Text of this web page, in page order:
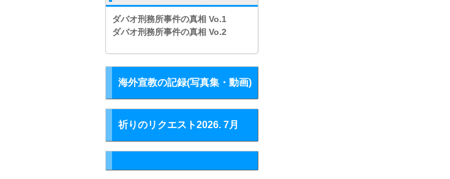
ダバオ刑務所事件の真相 Vo.1
ダバオ刑務所事件の真相 Vo.2
海外宣教の記録(写真集・動画)
祈りのリクエスト2026. 7月